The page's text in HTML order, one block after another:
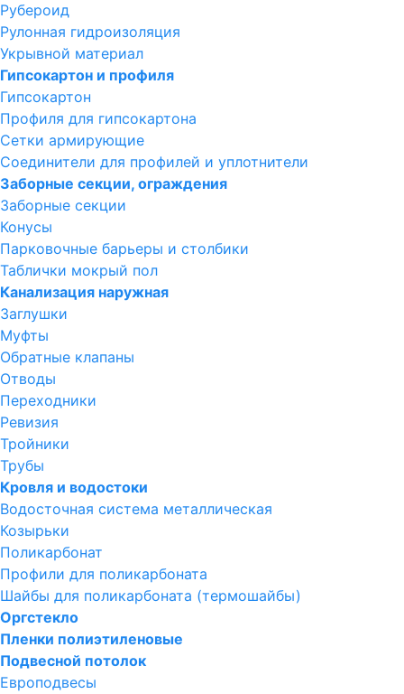
Рубероид
Рулонная гидроизоляция
Укрывной материал
Гипсокартон и профиля
Гипсокартон
Профиля для гипсокартона
Сетки армирующие
Соединители для профилей и уплотнители
Заборные секции, ограждения
Заборные секции
Конусы
Парковочные барьеры и столбики
Таблички мокрый пол
Канализация наружная
Заглушки
Муфты
Обратные клапаны
Отводы
Переходники
Ревизия
Тройники
Трубы
Кровля и водостоки
Водосточная система металлическая
Козырьки
Поликарбонат
Профили для поликарбоната
Шайбы для поликарбоната (термошайбы)
Оргстекло
Пленки полиэтиленовые
Подвесной потолок
Европодвесы